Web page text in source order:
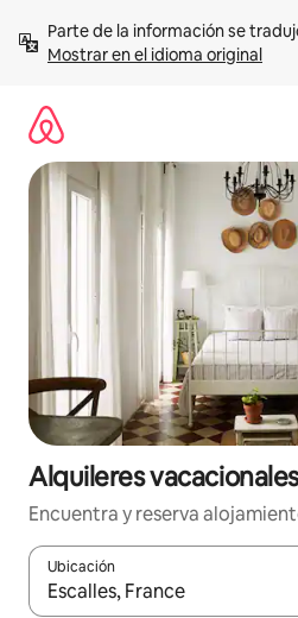
contenidoMostrar en el idioma original
Alquileres
Encuentra y reserva
Ubicación
Cuando los resultados estén